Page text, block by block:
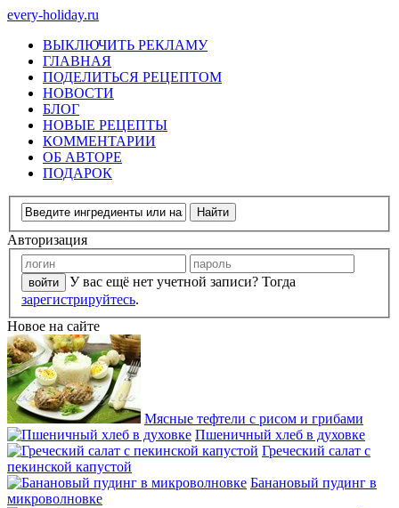
every-holiday.ru
ВЫКЛЮЧИТЬ РЕКЛАМУ
ГЛАВНАЯ
ПОДЕЛИТЬСЯ РЕЦЕПТОМ
НОВОСТИ
БЛОГ
НОВЫЕ РЕЦЕПТЫ
КОММЕНТАРИИ
ОБ АВТОРЕ
ПОДАРОК
Авторизация
У вас ещё нет учетной записи? Тогда
зарегистрируйтесь.
Новое на сайте
Мясные тефтели с рисом и грибами
Пшеничный хлеб в духовке
Греческий салат с
пекинской капустой
Банановый пудинг в
микроволновке